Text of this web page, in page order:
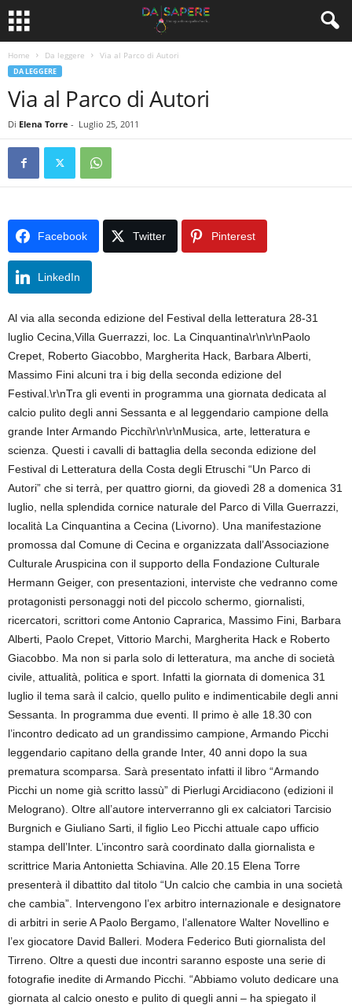
Home Da leggere Via al Parco di Autori
DA LEGGERE
Via al Parco di Autori
Di Elena Torre - Luglio 25, 2011
Facebook Twitter Pinterest
LinkedIn
Al via alla seconda edizione del Festival della letteratura 28-31
luglio Cecina,Villa Guerrazzi, loc. La Cinquantina\r\n\r\nPaolo
Crepet, Roberto Giacobbo, Margherita Hack, Barbara Alberti,
Massimo Fini alcuni tra i big della seconda edizione del
Festival.\r\nTra gli eventi in programma una giornata dedicata al
calcio pulito degli anni Sessanta e al leggendario campione della
grande Inter Armando Picchi\r\n\r\nMusica, arte, letteratura e
scienza. Questi i cavalli di battaglia della seconda edizione del
Festival di Letteratura della Costa degli Etruschi “Un Parco di
Autori” che si terrà, per quattro giorni, da giovedì 28 a domenica 31
luglio, nella splendida cornice naturale del Parco di Villa Guerrazzi,
località La Cinquantina a Cecina (Livorno). Una manifestazione
promossa dal Comune di Cecina e organizzata dall’Associazione
Culturale Aruspicina con il supporto della Fondazione Culturale
Hermann Geiger, con presentazioni, interviste che vedranno come
protagonisti personaggi noti del piccolo schermo, giornalisti,
ricercatori, scrittori come Antonio Caprarica, Massimo Fini, Barbara
Alberti, Paolo Crepet, Vittorio Marchi, Margherita Hack e Roberto
Giacobbo. Ma non si parla solo di letteratura, ma anche di società
civile, attualità, politica e sport. Infatti la giornata di domenica 31
luglio il tema sarà il calcio, quello pulito e indimenticabile degli anni
Sessanta. In programma due eventi. Il primo è alle 18.30 con
l’incontro dedicato ad un grandissimo campione, Armando Picchi
leggendario capitano della grande Inter, 40 anni dopo la sua
prematura scomparsa. Sarà presentato infatti il libro “Armando
Picchi un nome già scritto lassù” di Pierlugi Arcidiacono (edizioni il
Melograno). Oltre all’autore interverranno gli ex calciatori Tarcisio
Burgnich e Giuliano Sarti, il figlio Leo Picchi attuale capo ufficio
stampa dell’Inter. L’incontro sarà coordinato dalla giornalista e
scrittrice Maria Antonietta Schiavina. Alle 20.15 Elena Torre
presenterà il dibattito dal titolo “Un calcio che cambia in una società
che cambia”. Intervengono l’ex arbitro internazionale e designatore
di arbitri in serie A Paolo Bergamo, l’allenatore Walter Novellino e
l’ex giocatore David Balleri. Modera Federico Buti giornalista del
Tirreno. Oltre a questi due incontri saranno esposte una serie di
fotografie inedite di Armando Picchi. “Abbiamo voluto dedicare una
giornata al calcio onesto e pulito di quegli anni – ha spiegato il